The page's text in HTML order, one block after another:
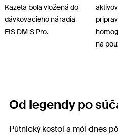
Kazeta bola vložená do
dávkovacieho náradia
FIS DM S Pro.
na
Od legendy po
Pútnický kostol a mól dnes